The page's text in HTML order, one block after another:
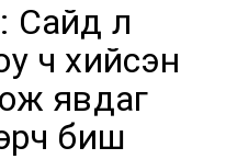
Сайд л
ч хийсэн
явдаг
биш